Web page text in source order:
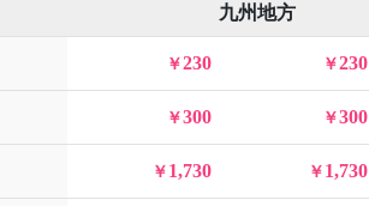
九州地方
230 230
300 300
1,730 1,730